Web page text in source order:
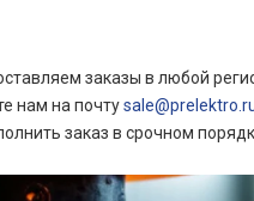
заказы в любой
нам на почту
заказ в срочном